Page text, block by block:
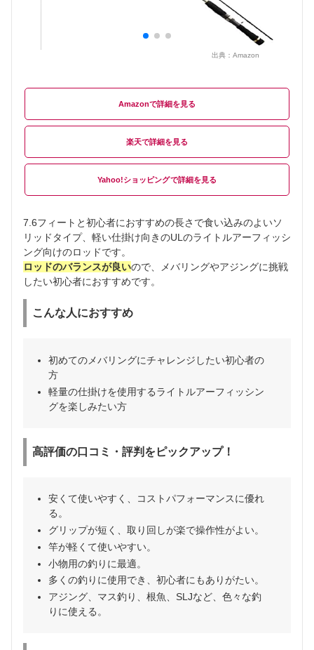
出典： Amazon
Amazon
楽天
Yahoo!ショッピング
7.6フィートと初心者におすすめの長さで食い込みのよいソ
リッドタイプ、軽い仕掛け向きのULのライトルアーフィッシ
ング向けのロッドです。
ロッドのバランスが良いので、メバリングやアジングに挑戦
したい初心者におすすめです。
こんな人におすすめ
初めてのメバリングにチャレンジしたい初心者の
方
軽量の仕掛けを使用するライトルアーフィッシン
グを楽しみたい方
高評価の口コミ・評判をピックアップ！
安くて使いやすく、コストパフォーマンスに優れ
る。
グリップが短く、取り回しが楽で操作性がよい。
竿が軽くて使いやすい。
小物用の釣りに最適。
多くの釣りに使用でき、初心者にもありがたい。
アジング、マス釣り、根魚、SLJなど、色々な釣
りに使える。